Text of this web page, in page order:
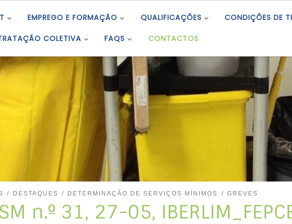
EMPREGO E FORMAÇÃO QUALIFICAÇÕES CONDIÇÕES DE
COLETIVA FAQS CONTACTOS
DESTAQUES DETERMINAÇÃO DE SERVIÇOS MÍNIMOS GREVES
n.º 31, 27-05,